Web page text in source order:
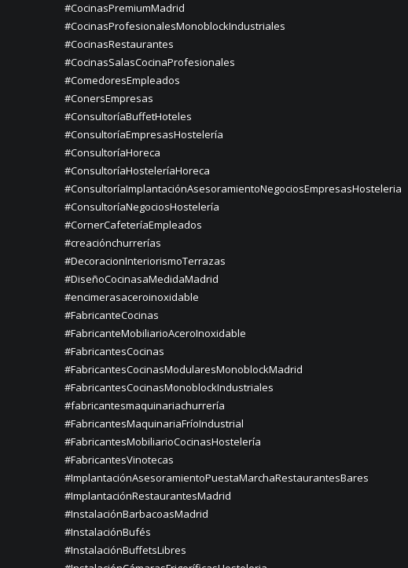
#CocinasPremiumMadrid
#CocinasProfesionalesMonoblockIndustriales
#CocinasRestaurantes
#CocinasSalasCocinaProfesionales
#ComedoresEmpleados
#ConersEmpresas
#ConsultoríaBuffetHoteles
#ConsultoríaEmpresasHostelería
#ConsultoríaHoreca
#ConsultoríaHosteleríaHoreca
#ConsultoríaImplantaciónAsesoramientoNegociosEmpresasHosteleria
#ConsultoríaNegociosHostelería
#CornerCafeteríaEmpleados
#creaciónchurrerías
#DecoracionInteriorismoTerrazas
#DiseñoCocinasaMedidaMadrid
#encimerasaceroinoxidable
#FabricanteCocinas
#FabricanteMobiliarioAceroInoxidable
#FabricantesCocinas
#FabricantesCocinasModularesMonoblockMadrid
#FabricantesCocinasMonoblockIndustriales
#fabricantesmaquinariachurrería
#FabricantesMaquinariaFríoIndustrial
#FabricantesMobiliarioCocinasHostelería
#FabricantesVinotecas
#ImplantaciónAsesoramientoPuestaMarchaRestaurantesBares
#ImplantaciónRestaurantesMadrid
#InstalaciónBarbacoasMadrid
#InstalaciónBufés
#InstalaciónBuffetsLibres